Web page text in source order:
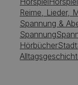
Reime, Lieder,
Spannung &
Spannung
HörbücherStadt